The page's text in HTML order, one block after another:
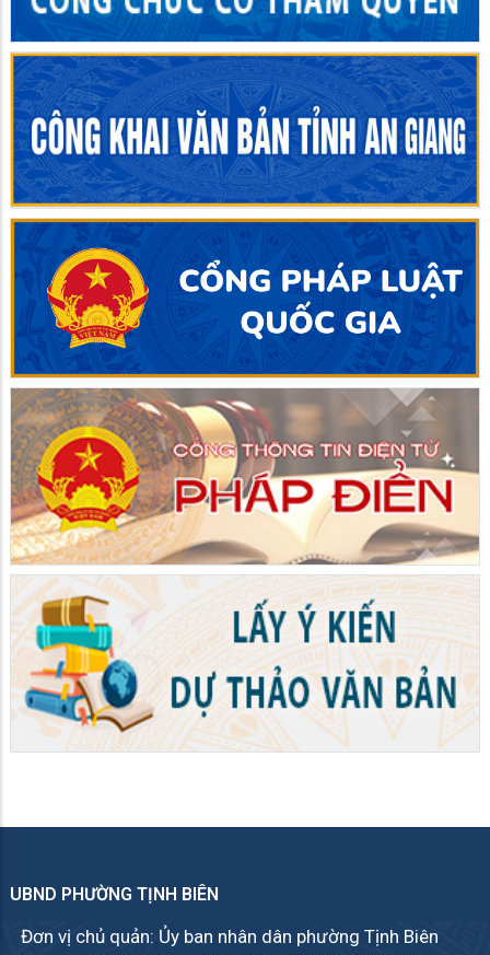
UBND PHƯỜNG TỊNH BIÊN
Đơn vị chủ quản: Ủy ban nhân dân phường Tịnh Biên